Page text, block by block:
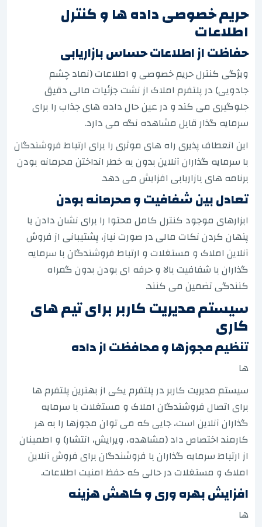
حریم خصوصی داده ها و کنترل
اطلاعات
حفاظت از اطلاعات حساس بازاریابی
ویژگی کنترل حریم خصوصی و اطلاعات (نماد چشم
جادویی) در پلتفرم املاک از نشت جزئیات مالی دقیق
جلوگیری می کند و در عین حال داده های جذاب را برای
سرمایه گذار قابل مشاهده نگه می دارد.
این انعطاف پذیری راه های موثری را برای ارتباط فروشندگان
با سرمایه گذاران آنلاین بدون به خطر انداختن محرمانه بودن
برنامه های بازاریابی افزایش می دهد.
تعادل بین شفافیت و محرمانه بودن
ابزارهای موجود کنترل کامل محتوا را برای نشان دادن یا
پنهان کردن نکات مالی در صورت نیاز، پشتیبانی از فروش
آنلاین املاک و مستغلات و ارتباط فروشندگان با سرمایه
گذاران با شفافیت بالا و حرفه ای بودن بدون گمراه
کنندگی تضمین می کنند.
سیستم مدیریت کاربر برای تیم های
کاری
تنظیم مجوزها و محافظت از داده
ها
سیستم مدیریت کاربر در پلتفرم یکی از بهترین پلتفرم ها
برای اتصال فروشندگان املاک و مستغلات با سرمایه
گذاران آنلاین است، جایی که می توان مجوزها را به هر
کارمند اختصاص داد (مشاهده، ویرایش، انتشار) و اطمینان
از ارتباط سرمایه گذاران با فروشندگان برای فروش آنلاین
املاک و مستغلات در حالی که حفظ امنیت اطلاعات.
افزایش بهره وری و کاهش هزینه
ها